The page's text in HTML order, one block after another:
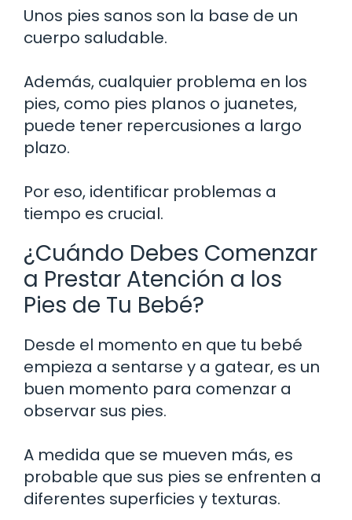
Unos pies sanos son la base de un
cuerpo saludable.
Además, cualquier problema en los
pies, como pies planos o juanetes,
puede tener repercusiones a largo
plazo.
Por eso, identificar problemas a
tiempo es crucial.
¿Cuándo Debes Comenzar
a Prestar Atención a los
Pies de Tu Bebé?
Desde el momento en que tu bebé
empieza a sentarse y a gatear, es un
buen momento para comenzar a
observar sus pies.
A medida que se mueven más, es
probable que sus pies se enfrenten a
diferentes superficies y texturas.